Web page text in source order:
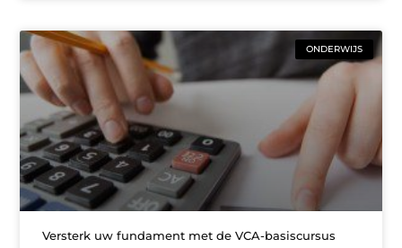
ONDERWIJS
Versterk uw fundament met de VCA-basiscursus